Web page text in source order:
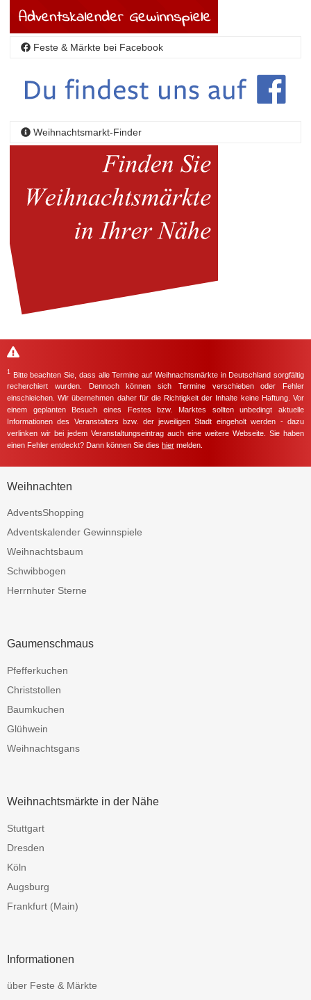
Feste & Märkte bei Facebook
Weihnachtsmarkt-Finder
1
Bitte beachten Sie, dass alle Termine auf Weihnachtsmärkte in Deutschland sorgfältig
recherchiert wurden. Dennoch können sich Termine verschieben oder Fehler
einschleichen. Wir übernehmen daher für die Richtigkeit der Inhalte keine Haftung. Vor
einem geplanten Besuch eines Festes bzw. Marktes sollten unbedingt aktuelle
Informationen des Veranstalters bzw. der jeweiligen Stadt eingeholt werden - dazu
verlinken wir bei jedem Veranstaltungseintrag auch eine weitere Webseite. Sie haben
einen Fehler entdeckt? Dann können Sie dies hier melden.
Weihnachten
AdventsShopping
Adventskalender Gewinnspiele
Weihnachtsbaum
Schwibbogen
Herrnhuter Sterne
Gaumenschmaus
Pfefferkuchen
Christstollen
Baumkuchen
Glühwein
Weihnachtsgans
Weihnachtsmärkte in der Nähe
Stuttgart
Dresden
Köln
Augsburg
Frankfurt (Main)
Informationen
über Feste & Märkte